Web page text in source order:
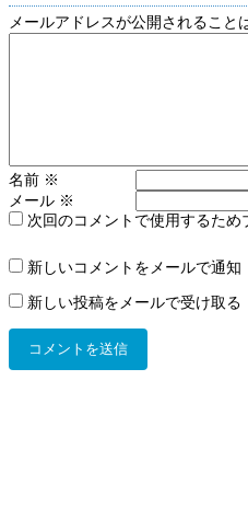
メールアドレスが公開されること
名前 ※
メール ※
次回のコメントで使用するため
新しいコメントをメールで通知
新しい投稿をメールで受け取る